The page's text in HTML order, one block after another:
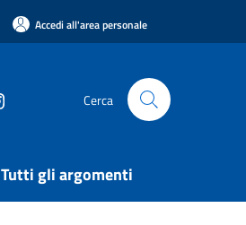
Accedi all'area personale
Cerca
Tutti gli argomenti